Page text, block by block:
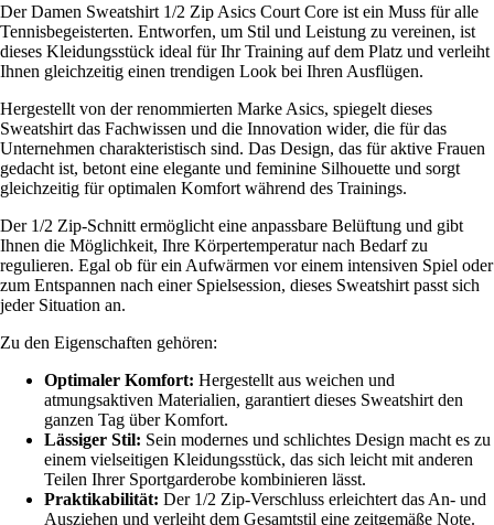
Der Damen Sweatshirt 1/2 Zip Asics Court Core ist ein Muss für alle
Tennisbegeisterten. Entworfen, um Stil und Leistung zu vereinen, ist
dieses Kleidungsstück ideal für Ihr Training auf dem Platz und verleiht
Ihnen gleichzeitig einen trendigen Look bei Ihren Ausflügen.
Hergestellt von der renommierten Marke Asics, spiegelt dieses
Sweatshirt das Fachwissen und die Innovation wider, die für das
Unternehmen charakteristisch sind. Das Design, das für aktive Frauen
gedacht ist, betont eine elegante und feminine Silhouette und sorgt
gleichzeitig für optimalen Komfort während des Trainings.
Der 1/2 Zip-Schnitt ermöglicht eine anpassbare Belüftung und gibt
Ihnen die Möglichkeit, Ihre Körpertemperatur nach Bedarf zu
regulieren. Egal ob für ein Aufwärmen vor einem intensiven Spiel oder
zum Entspannen nach einer Spielsession, dieses Sweatshirt passt sich
jeder Situation an.
Zu den Eigenschaften gehören:
Optimaler Komfort: Hergestellt aus weichen und
atmungsaktiven Materialien, garantiert dieses Sweatshirt den
ganzen Tag über Komfort.
Lässiger Stil: Sein modernes und schlichtes Design macht es zu
einem vielseitigen Kleidungsstück, das sich leicht mit anderen
Teilen Ihrer Sportgarderobe kombinieren lässt.
Praktikabilität: Der 1/2 Zip-Verschluss erleichtert das An- und
Ausziehen und verleiht dem Gesamtstil eine zeitgemäße Note.